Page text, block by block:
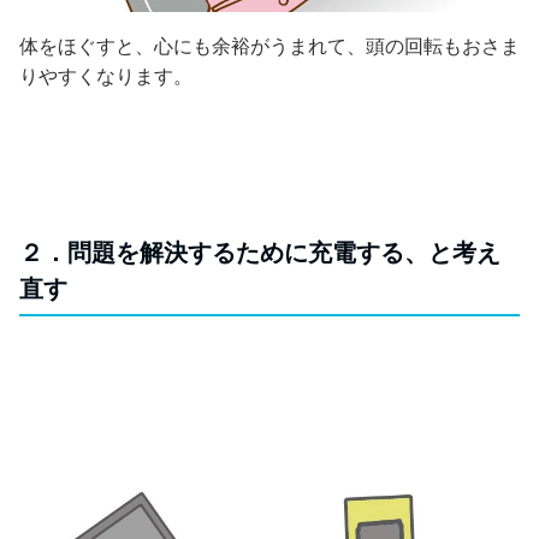
体をほぐすと、心にも余裕がうまれて、頭の回転もおさま
りやすくなります。
２．問題を解決するために充電する、と考え
直す